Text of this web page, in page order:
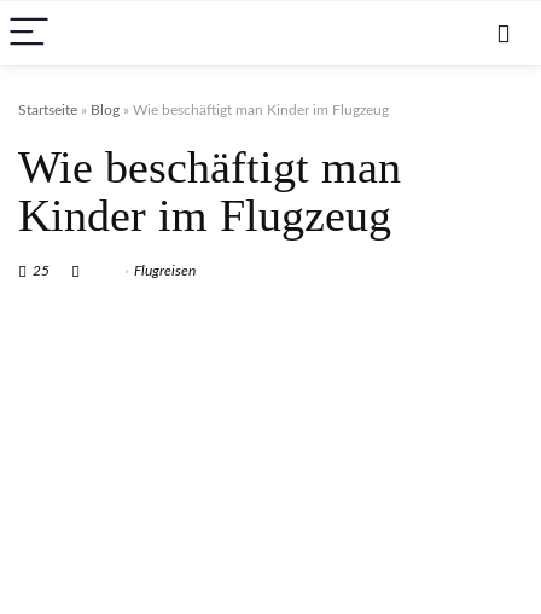
Startseite » Blog » Wie beschäftigt man Kinder im Flugzeug
Wie beschäftigt man
Kinder im Flugzeug
25 Flugreisen